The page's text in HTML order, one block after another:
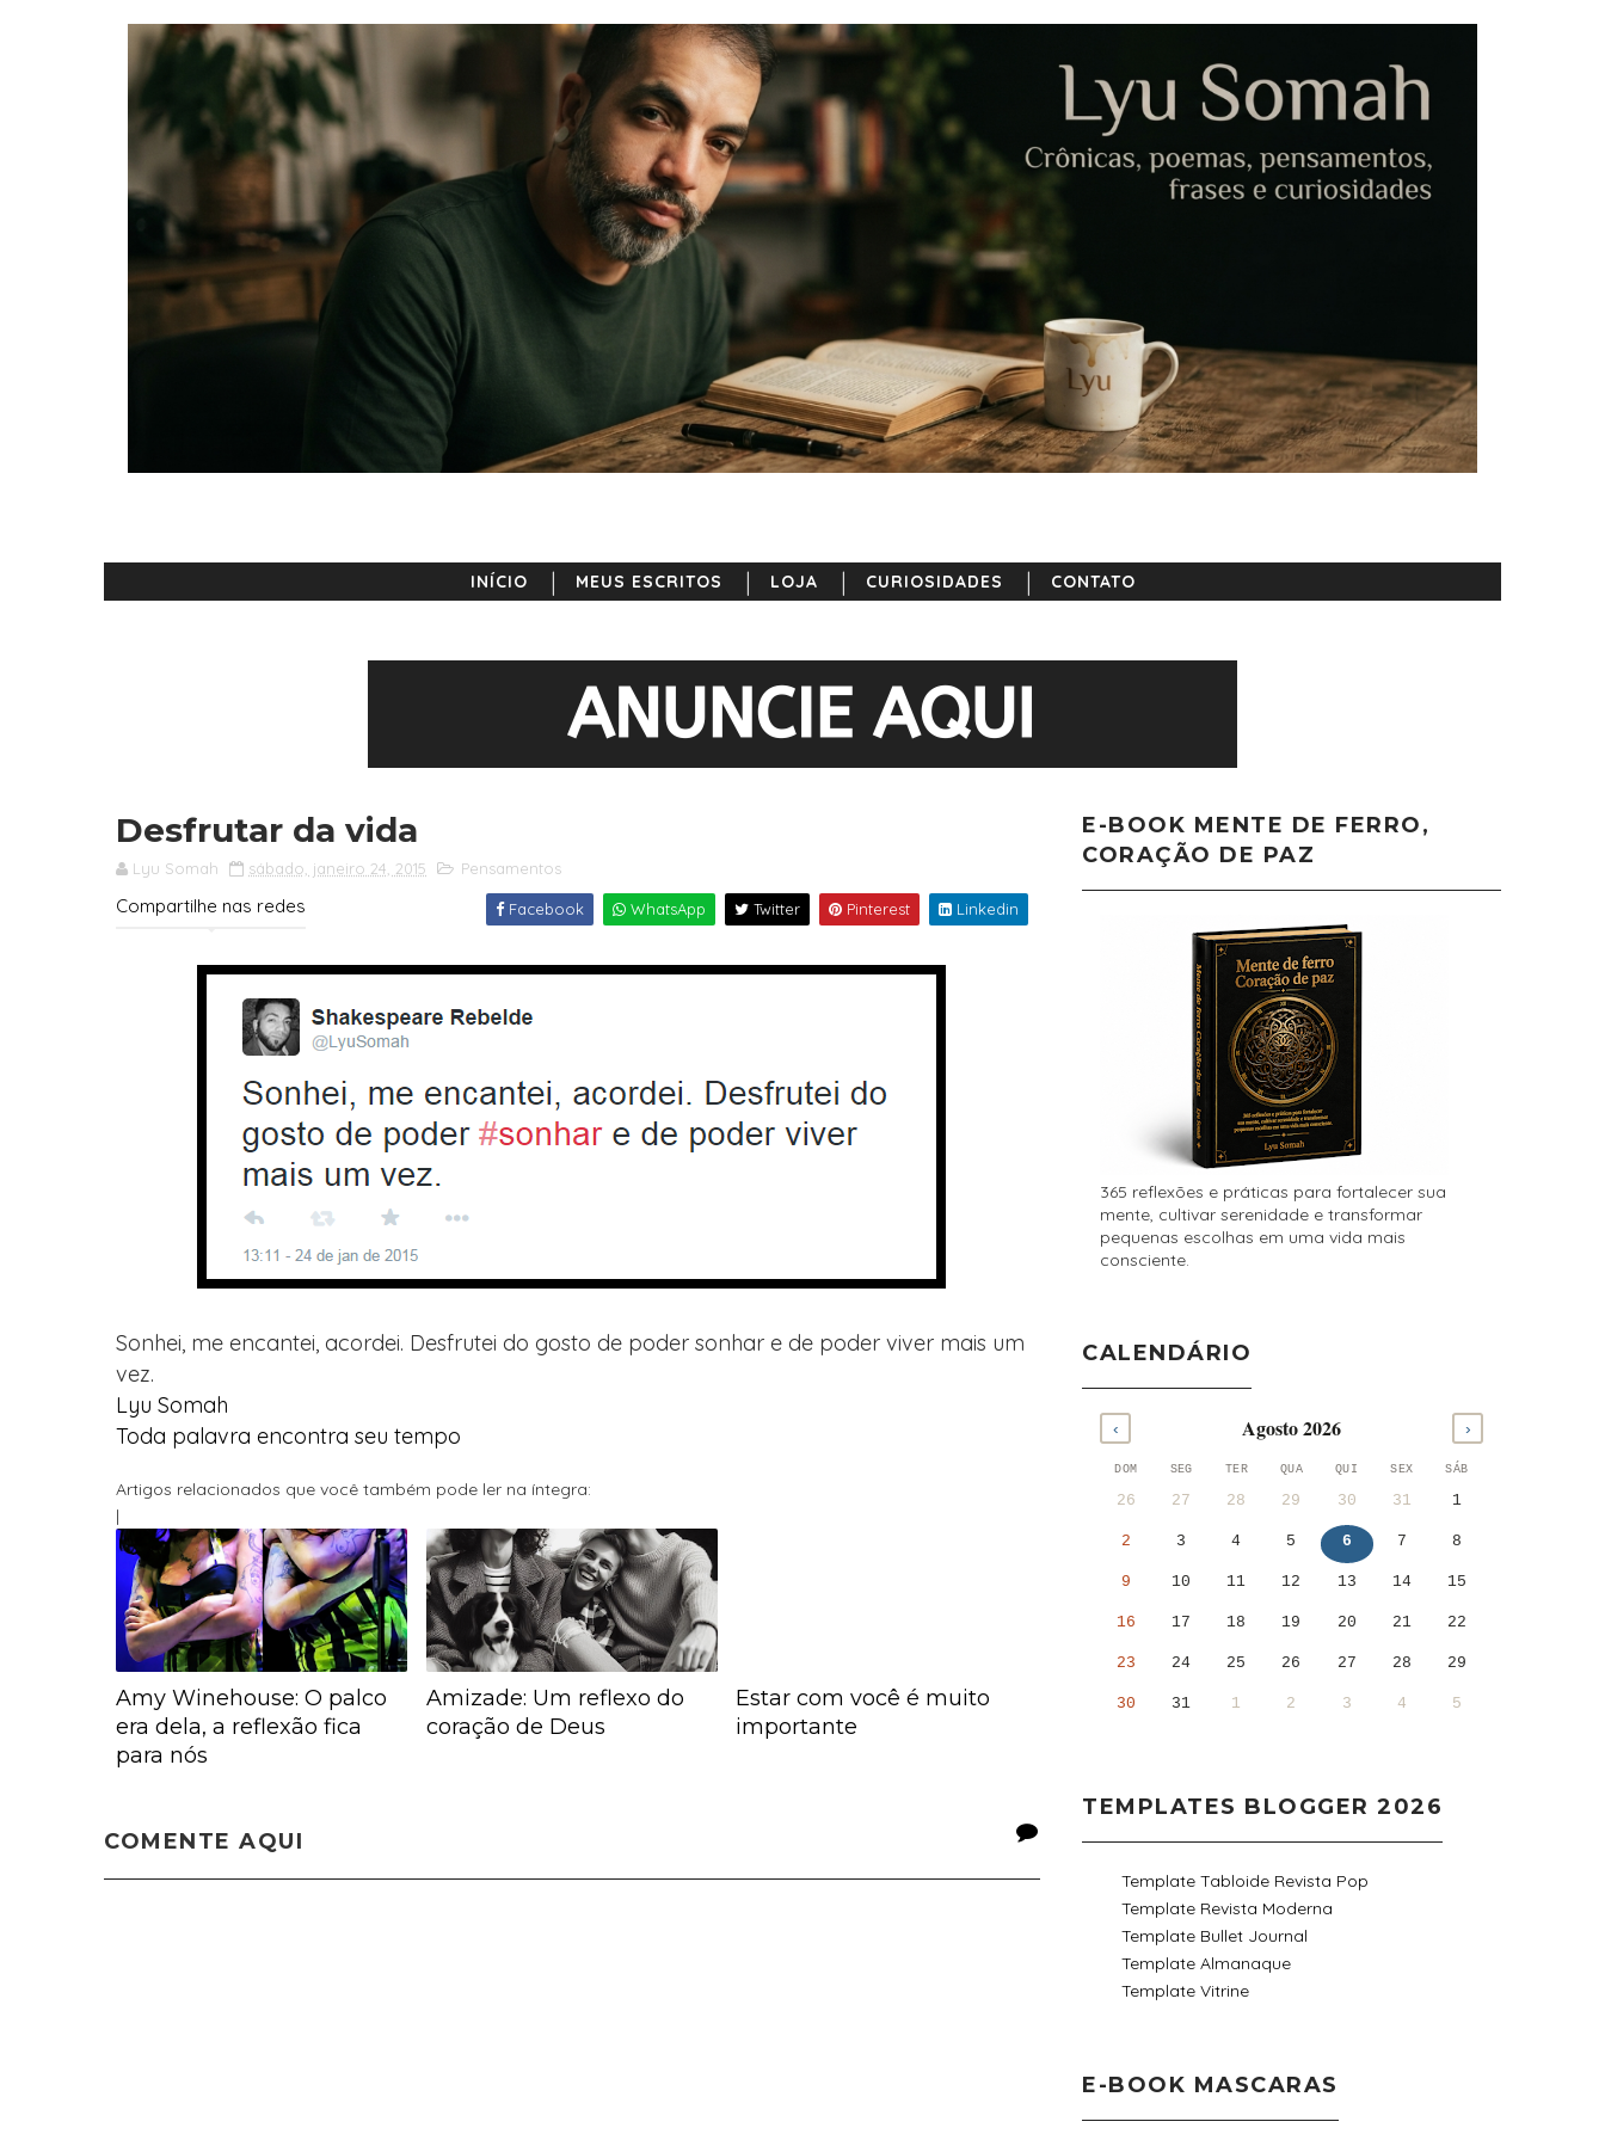
INÍCIO MEUS ESCRITOS LOJA CURIOSIDADES CONTATO
Desfrutar da vida
Lyu Somah sábado, janeiro 24, 2015 Pensamentos
Compartilhe nas redes Facebook WhatsApp Twitter Pinterest Linkedin
Sonhei, me encantei, acordei. Desfrutei do gosto de poder sonhar e de poder viver mais um
vez.
Lyu Somah
Toda palavra encontra seu tempo
Artigos relacionados que você também pode ler na íntegra:
|
Amy Winehouse: O palco
era dela, a reflexão fica
para nós
Amizade: Um reflexo do
coração de Deus
Estar com você é muito
importante
COMENTE AQUI
E-BOOK MENTE DE FERRO,
CORAÇÃO DE PAZ
365 reflexões e práticas para fortalecer sua
mente, cultivar serenidade e transformar
pequenas escolhas em uma vida mais
consciente.
CALENDÁRIO
‹ Agosto 2026 ›
DOM SEG TER QUA QUI SEX SÁB
26 27 28 29 30 31 1
2 3 4 5 6 7 8
9 10 11 12 13 14 15
16 17 18 19 20 21 22
23 24 25 26 27 28 29
30 31 1 2 3 4 5
TEMPLATES BLOGGER 2026
Template Tabloide Revista Pop
Template Revista Moderna
Template Bullet Journal
Template Almanaque
Template Vitrine
E-BOOK MASCARAS